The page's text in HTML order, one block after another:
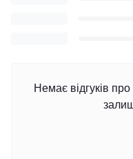
Немає відгуків